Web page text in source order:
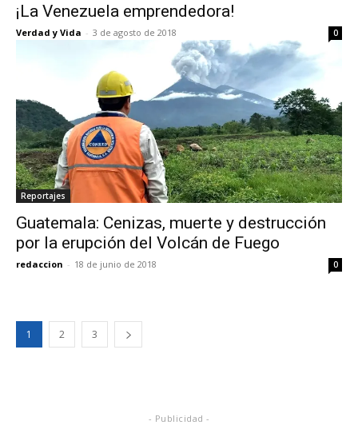
¡La Venezuela emprendedora!
Verdad y Vida - 3 de agosto de 2018 0
Reportajes
Guatemala: Cenizas, muerte y destrucción
por la erupción del Volcán de Fuego
redaccion - 18 de junio de 2018 0
1 2 3
- Publicidad -